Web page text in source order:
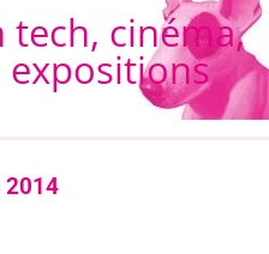
tech, cinéma,
expositions